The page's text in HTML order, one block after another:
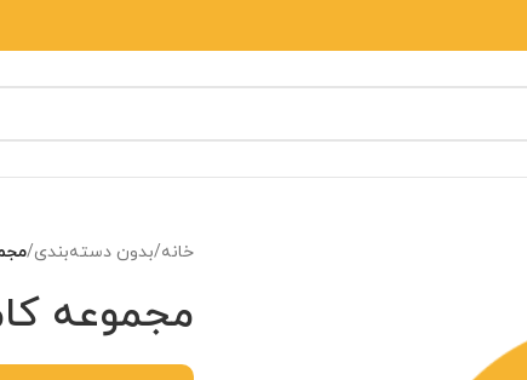
خانه/بدون دسته‌بندی/
مجموعه کامل